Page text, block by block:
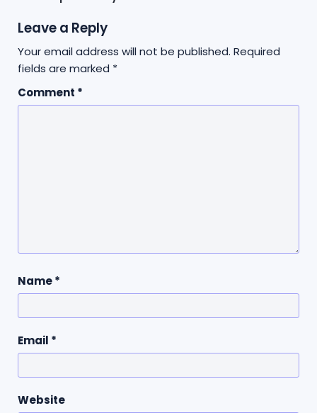
Leave a Reply
Your email address will not be published. Required
fields are marked *
Comment *
Name*
Email *
Website